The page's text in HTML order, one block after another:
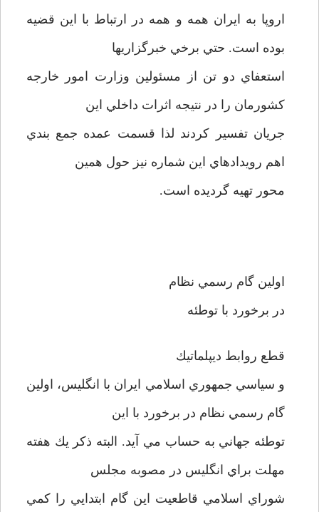
اروپا به ايران همه و همه در ارتباط با اين قضيه
بوده است. حتي برخي خبرگزاريها
استعفاي دو تن از مسئولين وزارت امور خارجه
كشورمان را در نتيجه اثرات داخلي اين
جريان تفسير كردند لذا قسمت عمده جمع بندي
اهم رويدادهاي اين شماره نيز حول همين
محور تهيه گرديده است.
اولين گام رسمي نظام
در برخورد با توطئه
قطع روابط ديپلماتيك
و سياسي جمهوري اسلامي ايران با انگليس، اولين
گام رسمي نظام در برخورد با اين
توطئه جهاني به حساب مي آيد. البته ذكر يك هفته
مهلت براي انگليس در مصوبه مجلس
شوراي اسلامي قاطعيت اين گام ابتدايي را كمي